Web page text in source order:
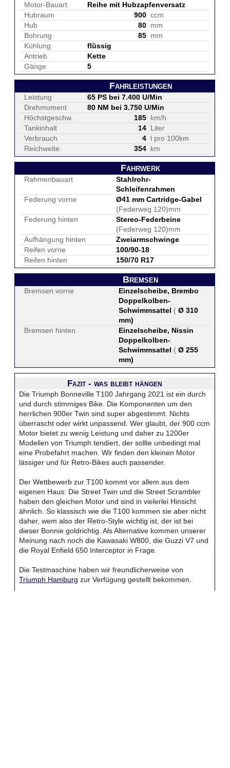
Motor-Bauart
Reihe mit Hubzapfenversatz
Hubraum
900 ccm
Hub
80 mm
Bohrung
85 mm
Kühlung
flüssig
Antrieb
Kette
Gänge
5
Fahrleistungen
Leistung
65 PS bei 7.400 U/Min
Drehmoment
80 NM bei 3.750 U/Min
Höchstgeschw.
185 km/h
Tankinhalt
14 Liter
Verbrauch
4 l pro 100km
Reichweite
354 km
Fahrwerk
Rahmenbauart
Stahlrohr-
Schleifenrahmen
Federung vorne
Ø41 mm Cartridge-Gabel
(Federweg 120)mm
Federung hinten
Stereo-Federbeine
(Federweg 120)mm
Aufhängung hinten
Zweiarmschwinge
Reifen vorne
100/90-18
Reifen hinten
150/70 R17
Bremsen
Bremsen vorne
Einzelscheibe, Brembo
Doppelkolben-
Schwimmsattel ( Ø 310
mm)
Bremsen hinten
Einzelscheibe, Nissin
Doppelkolben-
Schwimmsattel ( Ø 255
mm)
Fazit - was bleibt hängen
Die Triumph Bonneville T100 Jahrgang 2021 ist ein durch
und durch stimmiges Bike. Die Komponenten um den
herrlichen 900er Twin sind super abgestimmt. Nichts
überrascht oder wirkt unpassend. Wer glaubt, der 900 ccm
Motor bietet zu wenig Leistung und daher zu 1200er
Modellen von Triumph tendiert, der sollte unbedingt mal
eine Probefahrt machen. Wir finden den kleinen Motor
lässiger und für Retro-Bikes auch passender.
Der Wettbewerb zur T100 kommt vor allem aus dem
eigenen Haus: Die Street Twin und die Street Scrambler
haben den gleichen Motor und sind in vielerlei Hinsicht
ähnlich. So klassisch wie die T100 kommen sie aber nicht
daher, wem also der Retro-Style wichtig ist, der ist bei
dieser Bonnie goldrichtig. Als Alternative kommen unserer
Meinung nach noch die Kawasaki W800, die Guzzi V7 und
die Royal Enfield 650 Interceptor in Frage.
Die Testmaschine haben wir freundlicherweise von
Triumph Hamburg zur Verfügung gestellt bekommen.